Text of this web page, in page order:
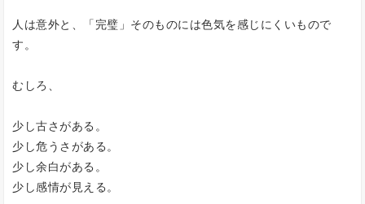
人は意外と、「完璧」そのものには色気を感じにくいもので
す。
むしろ、
少し古さがある。
少し危うさがある。
少し余白がある。
少し感情が見える。